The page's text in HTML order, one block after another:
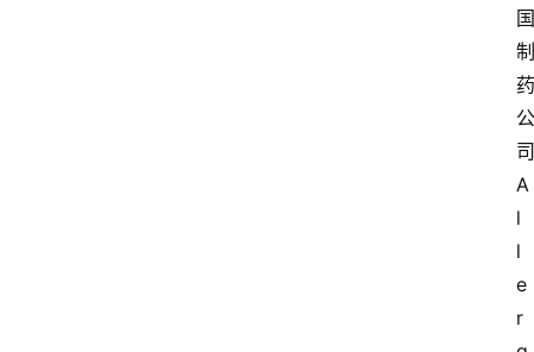
国
制
药
公
司
A
l
l
e
r